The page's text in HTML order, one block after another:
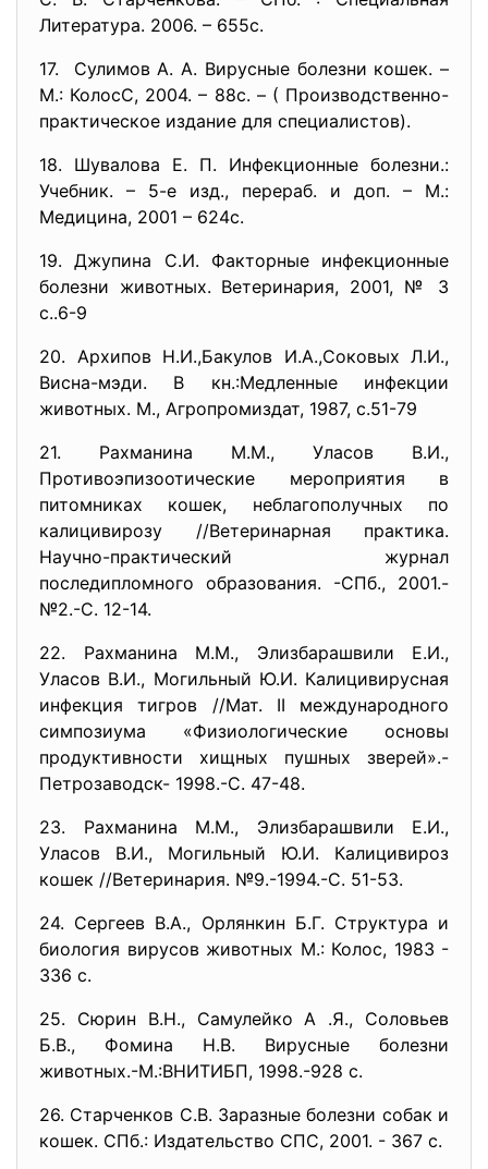
Литература. 2006. – 655с.
17. Сулимов А. А. Вирусные болезни кошек. –
М.: КолосС, 2004. – 88с. – ( Производственно-
практическое издание для специалистов).
18. Шувалова Е. П. Инфекционные болезни.:
Учебник. – 5-е изд., перераб. и доп. – М.:
Медицина, 2001 – 624с.
19. Джупина С.И. Факторные инфекционные
болезни животных. Ветеринария, 2001, № 3
с..6-9
20. Архипов Н.И.,Бакулов И.А.,Соковых Л.И.,
Висна-мэди. В кн.:Медленные инфекции
животных. М., Агропромиздат, 1987, с.51-79
21. Рахманина М.М., Уласов В.И.,
Противоэпизоотические мероприятия в
питомниках кошек, неблагополучных по
калицивирозу //Ветеринарная практика.
Научно-практический журнал
последипломного образования. -СПб., 2001.-
№2.-С. 12-14.
22. Рахманина М.М., Элизбарашвили Е.И.,
Уласов В.И., Могильный Ю.И. Калицивирусная
инфекция тигров //Мат. II международного
симпозиума «Физиологические основы
продуктивности хищных пушных зверей».-
Петрозаводск- 1998.-С. 47-48.
23. Рахманина М.М., Элизбарашвили Е.И.,
Уласов В.И., Могильный Ю.И. Калицивироз
кошек //Ветеринария. №9.-1994.-С. 51-53.
24. Сергеев В.А., Орлянкин Б.Г. Структура и
биология вирусов животных М.: Колос, 1983 -
336 с.
25. Сюрин В.Н., Самулейко А .Я., Соловьев
Б.В., Фомина Н.В. Вирусные болезни
животных.-М.:ВНИТИБП, 1998.-928 с.
26. Старченков С.В. Заразные болезни собак и
кошек. СПб.: Издательство СПС, 2001. - 367 с.